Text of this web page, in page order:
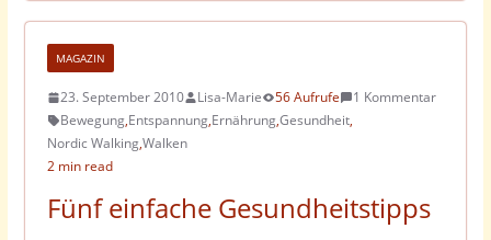
MAGAZIN
23. September 2010 Lisa-Marie 56 Aufrufe
1 Kommentar
Bewegung,Entspannung,Ernährung,Gesundheit,
Nordic Walking,Walken
2 min read
Fünf einfache Gesundheitstipps